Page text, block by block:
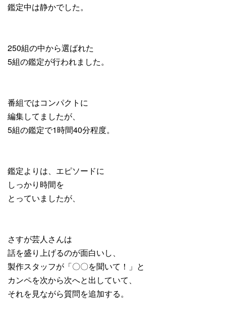
鑑定中は静かでした。
250組の中から選ばれた
5組の鑑定が行われました。
番組ではコンパクトに
編集してましたが、
5組の鑑定で1時間40分程度。
鑑定よりは、エピソードに
しっかり時間を
とっていましたが、
さすが芸人さんは
話を盛り上げるのが面白いし、
製作スタッフが「〇〇を聞いて！」と
カンペを次から次へと出していて、
それを見ながら質問を追加する。